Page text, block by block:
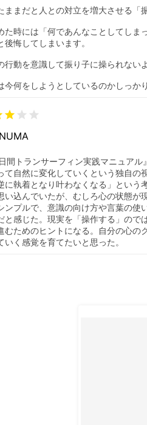
ままだと人との対立を増大させる「
た時には「何であんなことしてしま
後悔してしまいます。
行動を意識して振り子に操られない
今何をしようとしているのかしっか
star star star
日間トランサーフィン実践マニュア
て自然に変化していくという独自の
に執着となり叶わなくなる」という
い込んでいたが、むしろ心の状態が
ンプルで、意識の向け方や言葉の使
と感じた。現実を「操作する」ので
むためのヒントになる。自分の心の
いく感覚を育てたいと思った。